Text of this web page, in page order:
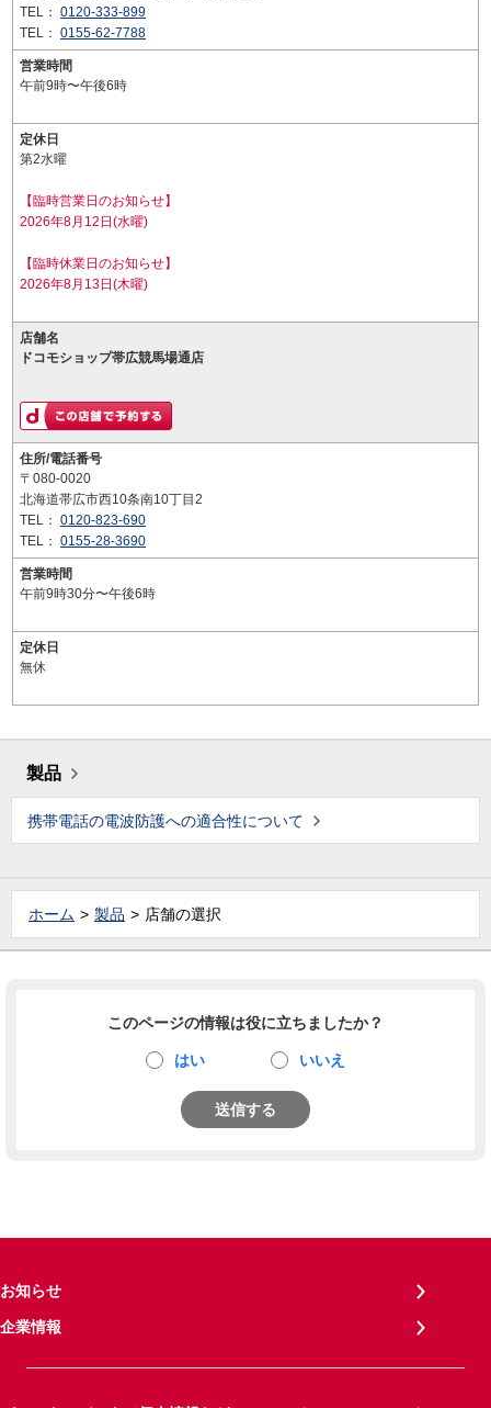
TEL： 0120-333-899
TEL： 0155-62-7788
営業時間
午前9時〜午後6時
定休日
第2水曜
【臨時営業日のお知らせ】
2026年8月12日(水曜)
【臨時休業日のお知らせ】
2026年8月13日(木曜)
店舗名
ドコモショップ帯広競馬場通店
住所/電話番号
〒080-0020
北海道帯広市西10条南10丁目2
TEL： 0120-823-690
TEL： 0155-28-3690
営業時間
午前9時30分〜午後6時
定休日
無休
製品
携帯電話の電波防護への適合性について
ホーム 製品 店舗の選択
このページの情報は役に立ちましたか？
はい いいえ
送信する
お知らせ
企業情報